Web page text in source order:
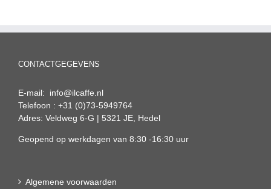
CONTACTGEGEVENS
E-mail: info@ilcaffe.nl
Telefoon : +31 (0)73-5949764
Adres: Veldweg 6-G | 5321 JE, Hedel
Geopend op werkdagen van 8:30 -16:30 uur
Algemene voorwaarden